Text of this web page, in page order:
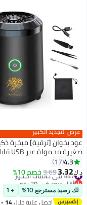
التجديد الكبير
بخوان [ترقية] مبخرة ذكية
صغيرة محمولة عبر USB قابلة
الشحن باللون الأسود4.3
17
3.32
3.69 خصم 10% البخور
سعر في 30 يوم
البخور مسترجع 10% + 1
احصل عليه خلال 14 - 15